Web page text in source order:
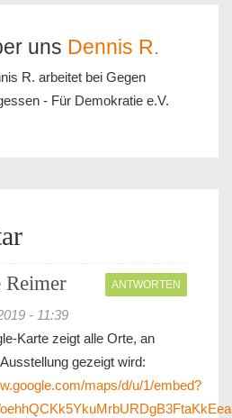
uns Dennis R.
R. arbeitet bei Gegen
- Für Demokratie e.V.
Reimer
- 11:39
ANTWORTEN
Karte zeigt alle Orte, an
gezeigt wird:
maps/d/u/1/embed?